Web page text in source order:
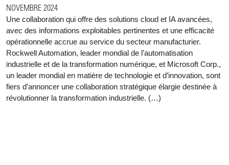
NOVEMBRE 2024
Une collaboration qui offre des solutions cloud et IA avancées,
avec des informations exploitables pertinentes et une efficacité
opérationnelle accrue au service du secteur manufacturier.
Rockwell Automation, leader mondial de l’automatisation
industrielle et de la transformation numérique, et Microsoft Corp.,
un leader mondial en matière de technologie et d’innovation, sont
fiers d’annoncer une collaboration stratégique élargie destinée à
révolutionner la transformation industrielle. (…)